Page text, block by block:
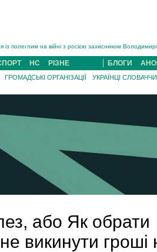
із полеглим на війні з росією захисником
із захисником Богданом Югасом, який два
із Нанкова на Хустщині Юліана Гербея
з Виноградова Ігнат Роздяловський (ФОТО)...
за участі трьох авто постраждали 13 людей
на Закарпатті судитимуть за обвинувачен...
НС РІЗНЕ БЛОГИ
ГРОМАДСЬКІ ОРГАНІЗАЦІЇ УКРАЇНЦІ
або Як обрати
викинути гроші